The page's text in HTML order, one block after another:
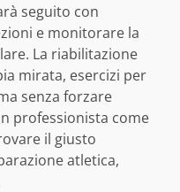
seguito con
e monitorare la
La riabilitazione
mirata, esercizi per
senza forzare
professionista come
il giusto
atletica,